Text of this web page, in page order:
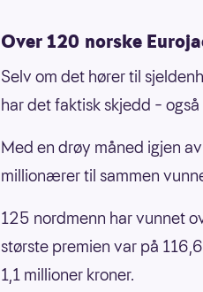
Over 120 norske
Selv om det hører til
har det faktisk skjedd – også
Med en drøy måned igjen
millionærer til sammen
125 nordmenn har vunnet
største premien var på
1,1 millioner kroner.